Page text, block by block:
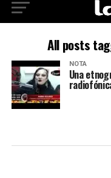
All posts
NOTA
Una